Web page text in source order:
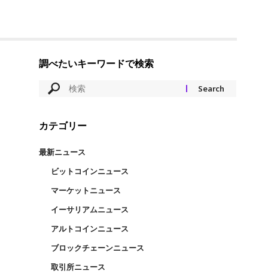
調べたいキーワードで検索
カテゴリー
最新ニュース
ビットコインニュース
マーケットニュース
イーサリアムニュース
アルトコインニュース
ブロックチェーンニュース
取引所ニュース